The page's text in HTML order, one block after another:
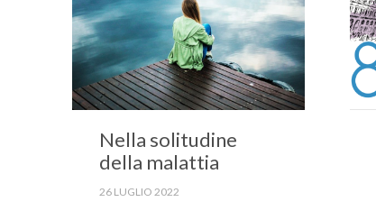
Nella solitudine
della malattia
26 LUGLIO 2022